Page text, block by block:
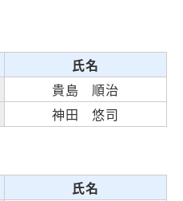
氏名
貴島 順治
神田 悠司
氏名